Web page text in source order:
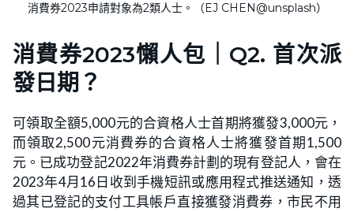
消費券2023申請對象為2類人士。（EJ CHEN@unsplash）
消費券2023懶人包｜Q2. 首次派
發日期？
可領取全額5,000元的合資格人士首期將獲發3,000元，
而領取2,500元消費券的合資格人士將獲發首期1,500
元。已成功登記2022年消費券計劃的現有登記人，會在
2023年4月16日收到手機短訊或應用程式推送通知，透
過其已登記的支付工具帳戶直接獲發消費券，市民不用